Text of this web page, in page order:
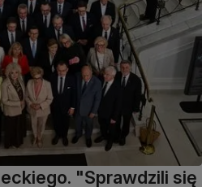
"Sprawdzili się